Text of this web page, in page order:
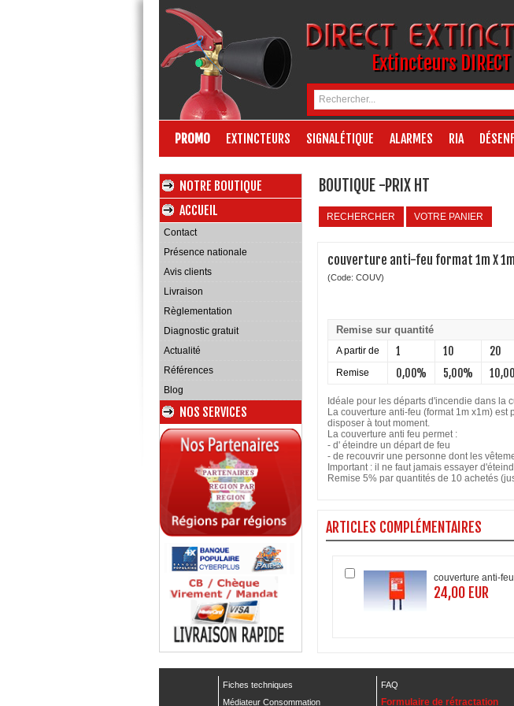
Extincteurs
PROMO EXTINCTEURS SIGNALÉTIQUE ALARMES RIA
NOTRE BOUTIQUE
ACCUEIL
Contact
Présence nationale
Avis clients
Livraison
Règlementation
Diagnostic gratuit
Actualité
Références
Blog
NOS SERVICES
BOUTIQUE -PRIX HT
RECHERCHER VOTRE PANIER
couverture anti-feu format 1m X 1m
(Code: COUV)
Remise sur quantité
A partir de 1 10 20
Remise 0,00% 5,00%
Idéale pour les départs d'incendie dans la
La couverture anti-feu (format 1m x1m)
disposer à tout moment.
La couverture anti feu permet :
- d' éteindre un départ de feu
- de recouvrir une personne dont les
Important : il ne faut jamais essayer
Remise 5% par quantités de 10 achetés
ARTICLES COMPLÉMENTAIRES
couverture anti-
24,00 EUR
Fiches techniques FAQ
Médiateur Consommation
Formulaire de rétractation